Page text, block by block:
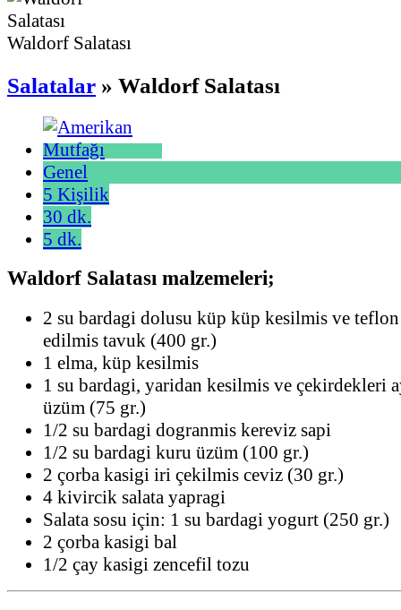
Waldorf Salatası
Salatalar » Waldorf Salatası
Genel
5 Kişilik
30 dk.
5 dk.
Waldorf Salatası malzemeleri;
2 su bardagi dolusu küp küp kesilmis ve teflon
edilmis tavuk (400 gr.)
1 elma, küp kesilmis
1 su bardagi, yaridan kesilmis ve çekirdekleri
üzüm (75 gr.)
1/2 su bardagi dogranmis kereviz sapi
1/2 su bardagi kuru üzüm (100 gr.)
2 çorba kasigi iri çekilmis ceviz (30 gr.)
4 kivircik salata yapragi
Salata sosu için: 1 su bardagi yogurt (250 gr.)
2 çorba kasigi bal
1/2 çay kasigi zencefil tozu